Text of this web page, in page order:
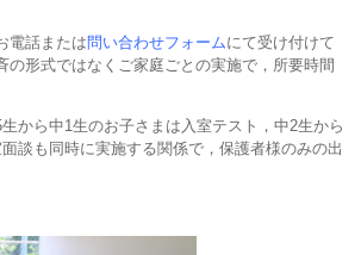
電話または問い合わせフォームにて受け付けて
の形式ではなくご家庭ごとの実施で，所要時間
から中1生のお子さまは入室テスト，中2生から
談も同時に実施する関係で，保護者様のみの出